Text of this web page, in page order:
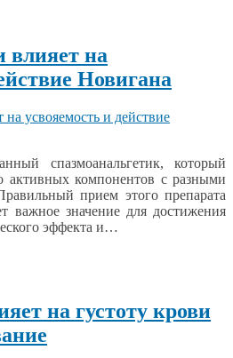
на
Новигана
спазмоанальгетик, который
активных компонентов с разными
прием этого препарата
важное значение для достижения
эффекта и…
на густоту крови